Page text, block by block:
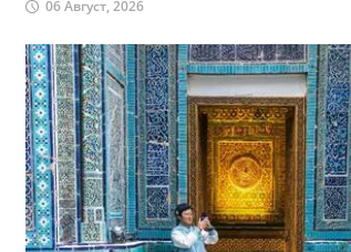
06 Август, 2026